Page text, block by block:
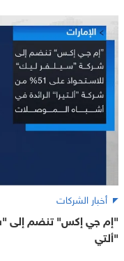
أخبار الشركات
"إم جي إكس" تنضم إلى
"ألتي